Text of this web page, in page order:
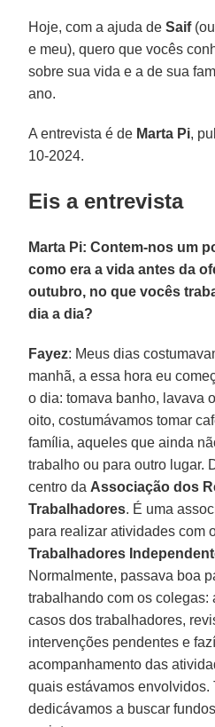
Hoje, com a ajuda deSaif
e meu), quero que vocês
sobre sua vida e a de sua
ano.
A entrevista é de Marta Pi,
10-2024.
Eis a entrevista
Marta Pi: Contem-nos um
como era a vida antes da
outubro, no que vocês
dia a dia?
Fayez: Meus dias
manhã, a essa hora eu
o dia: tomava banho, lavava
oito, costumávamos tomar
família, aqueles que ainda
trabalho ou para outro lugar.
centro da Associação dos
Trabalhadores. É uma
para realizar atividades com
Trabalhadores
Normalmente, passava boa
trabalhando com os colegas:
casos dos trabalhadores,
intervenções pendentes e
acompanhamento das
quais estávamos envolvidos.
dedicávamos a buscar